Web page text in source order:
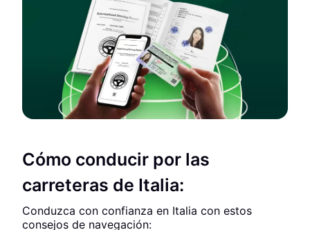
Cómo conducir por las
carreteras de Italia:
Conduzca con confianza en Italia con estos
consejos de navegación: